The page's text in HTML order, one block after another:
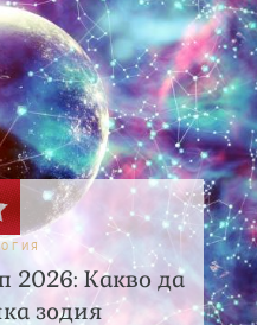
2026: Какво да
зодия